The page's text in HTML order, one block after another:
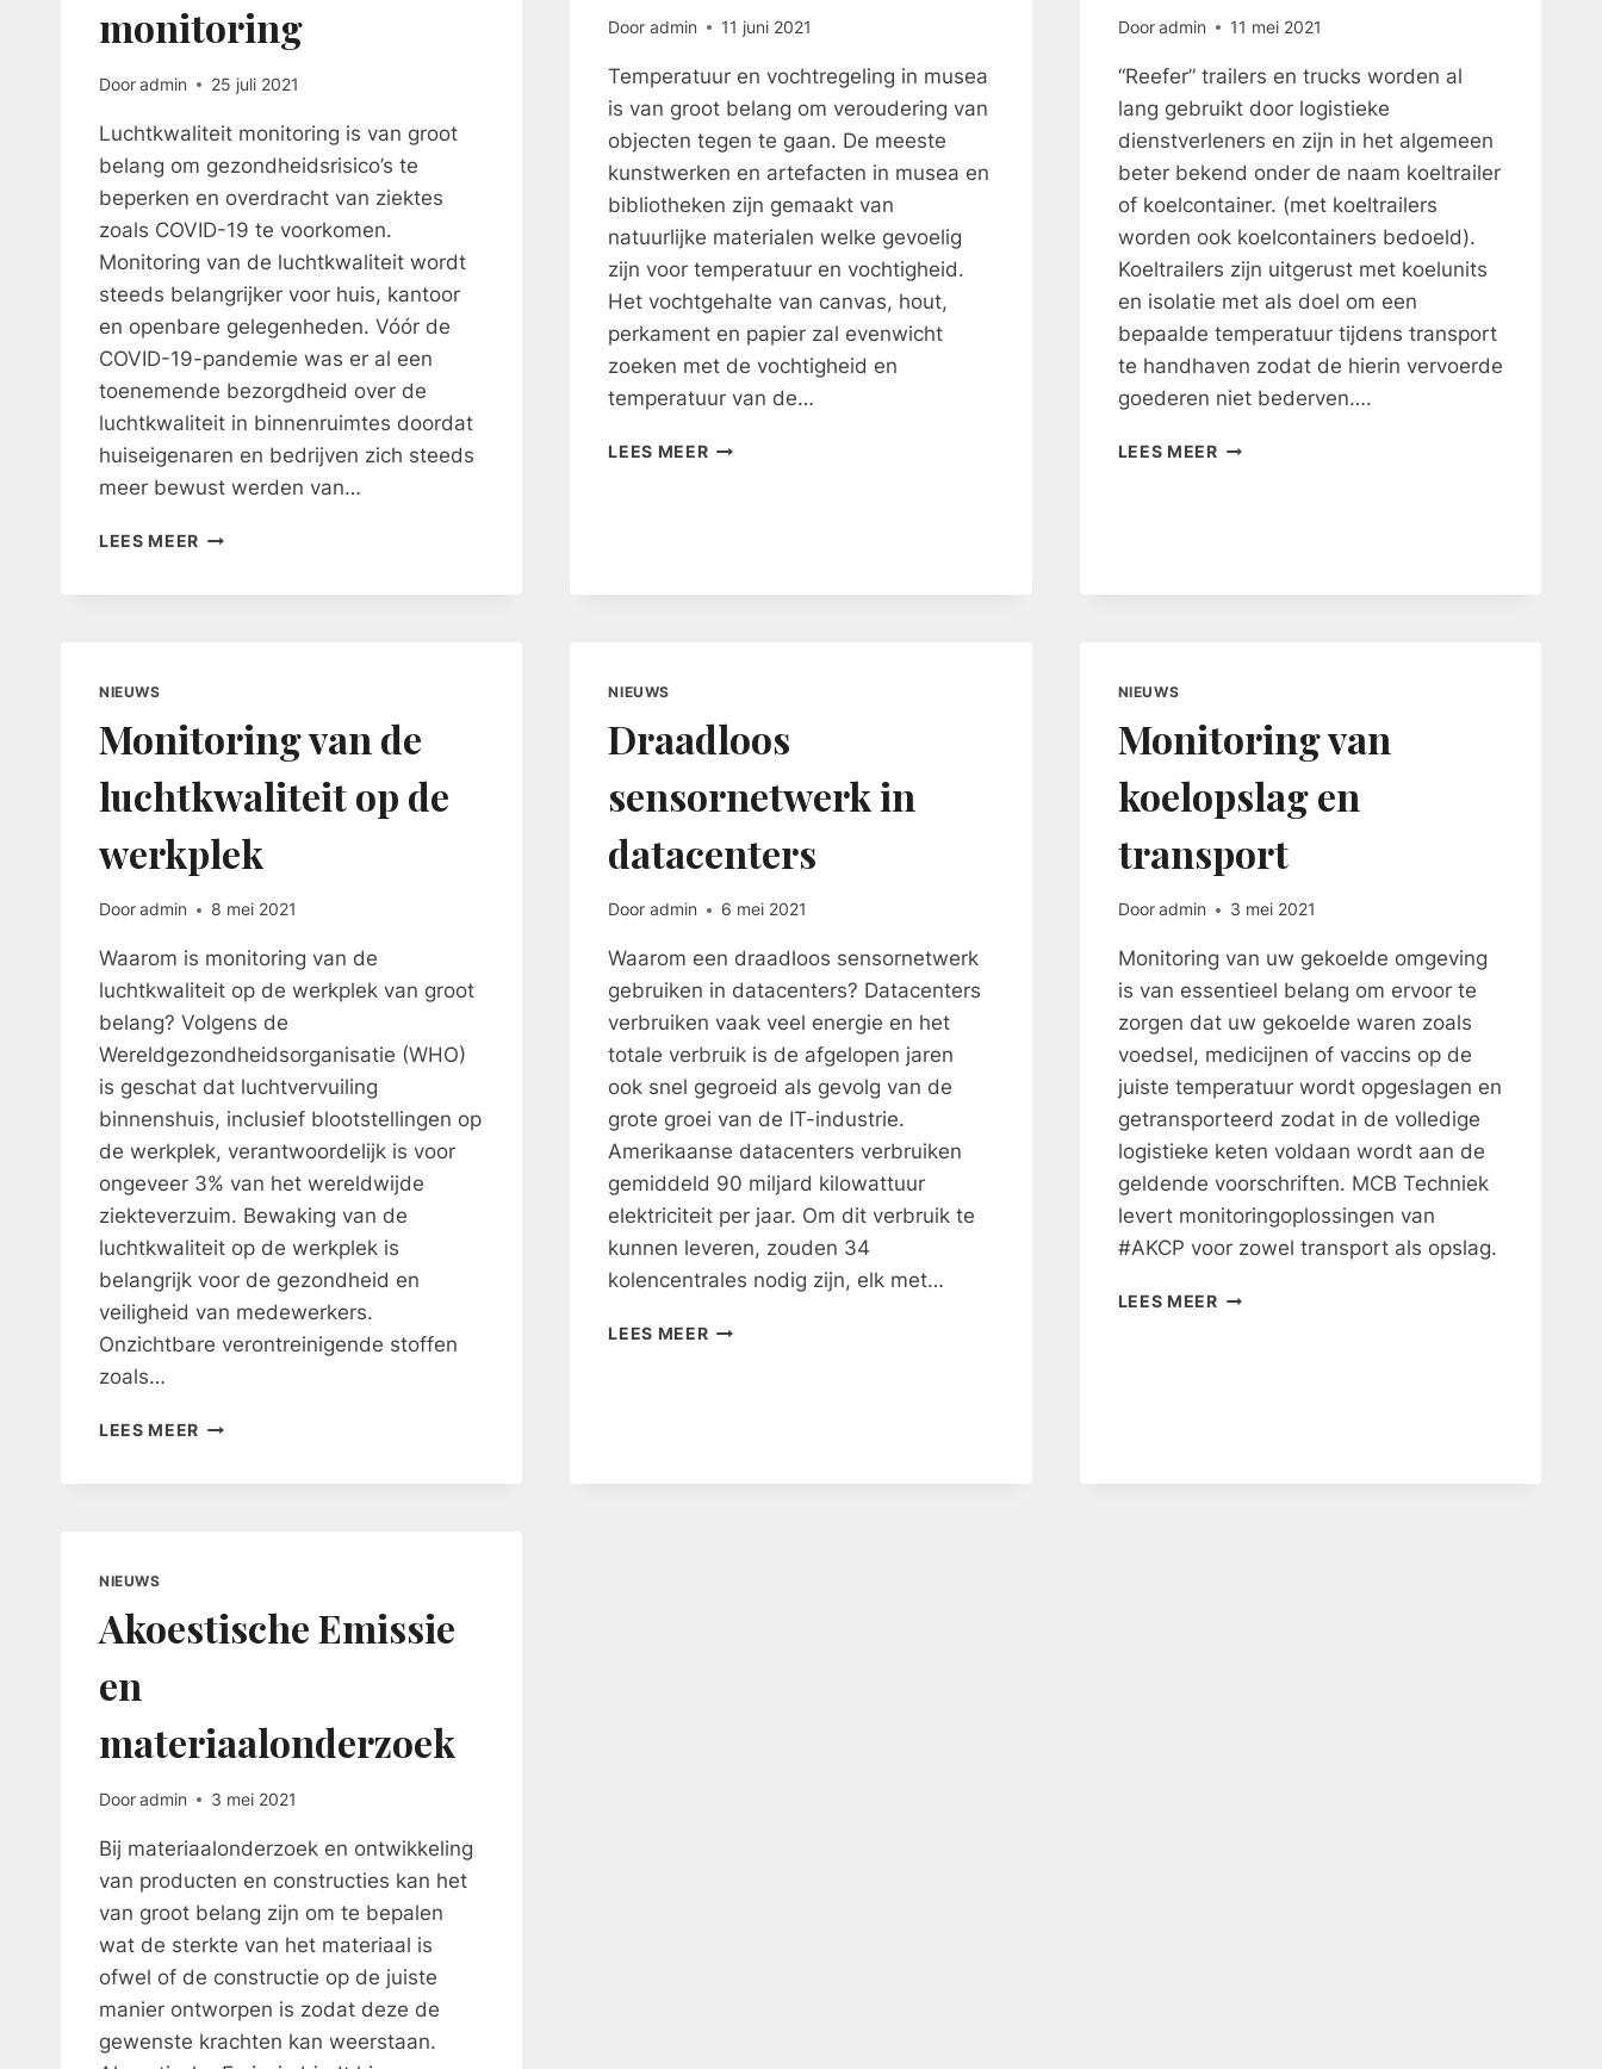
monitoring
Dooradmin 25 juli 2021
Luchtkwaliteit monitoring is van groot
belang om gezondheidsrisico’s te
beperken en overdracht van ziektes
zoals COVID-19 te voorkomen.
Monitoring van de luchtkwaliteit wordt
steeds belangrijker voor huis, kantoor
en openbare gelegenheden. Vóór de
COVID-19-pandemie was er al een
toenemende bezorgdheid over de
luchtkwaliteit in binnenruimtes doordat
huiseigenaren en bedrijven zich steeds
meer bewust werden van…
LEES MEER GEZONDHEIDSRISICO’S
Door admin 11 juni 2021
Temperatuur en vochtregeling in musea
is van groot belang om veroudering van
objecten tegen te gaan. De meeste
kunstwerken en artefacten in musea en
bibliotheken zijn gemaakt van
natuurlijke materialen welke gevoelig
zijn voor temperatuur en vochtigheid.
Het vochtgehalte van canvas, hout,
perkament en papier zal evenwicht
zoeken met de vochtigheid en
temperatuur van de…
LEES MEERTEMPERATUUR
Door admin 11 mei 2021
“Reefer” trailers en trucks worden al
lang gebruikt door logistieke
dienstverleners en zijn in het algemeen
beter bekend onder de naam koeltrailer
of koelcontainer. (met koeltrailers
worden ook koelcontainers bedoeld).
Koeltrailers zijn uitgerust met koelunits
en isolatie met als doel om een
bepaalde temperatuur tijdens transport
te handhaven zodat de hierin vervoerde
goederen niet bederven….
LEES MEERKOELTRAILER
NIEUWS
Monitoring van de
luchtkwaliteit op de
werkplek
Dooradmin 8 mei 2021
Waarom is monitoring van de
luchtkwaliteit op de werkplek van groot
belang? Volgens de
Wereldgezondheidsorganisatie (WHO)
is geschat dat luchtvervuiling
binnenshuis, inclusief blootstellingen op
de werkplek, verantwoordelijk is voor
ongeveer 3% van het wereldwijde
ziekteverzuim. Bewaking van de
luchtkwaliteit op de werkplek is
belangrijk voor de gezondheid en
veiligheid van medewerkers.
Onzichtbare verontreinigende stoffen
zoals…
LEES MEER MONITORING
NIEUWS
Draadloos
sensornetwerk in
datacenters
Door admin 6 mei 2021
Waarom een draadloos sensornetwerk
gebruiken in datacenters? Datacenters
verbruiken vaak veel energie en het
totale verbruik is de afgelopen jaren
ook snel gegroeid als gevolg van de
grote groei van de IT-industrie.
Amerikaanse datacenters verbruiken
gemiddeld 90 miljard kilowattuur
elektriciteit per jaar. Om dit verbruik te
kunnen leveren, zouden 34
kolencentrales nodig zijn, elk met…
LEES MEERDRAADLOOS
NIEUWS
Monitoring van
koelopslag en
transport
Door admin 3 mei 2021
Monitoring van uw gekoelde omgeving
is van essentieel belang om ervoor te
zorgen dat uw gekoelde waren zoals
voedsel, medicijnen of vaccins op de
juiste temperatuur wordt opgeslagen en
getransporteerd zodat in de volledige
logistieke keten voldaan wordt aan de
geldende voorschriften. MCB Techniek
levert monitoringoplossingen van
#AKCP voor zowel transport als opslag.
LEES MEERMONITORING
NIEUWS
Akoestische Emissie
en
materiaalonderzoek
Dooradmin 3 mei 2021
Bij materiaalonderzoek en ontwikkeling
van producten en constructies kan het
van groot belang zijn om te bepalen
wat de sterkte van het materiaal is
ofwel of de constructie op de juiste
manier ontworpen is zodat deze de
gewenste krachten kan weerstaan.